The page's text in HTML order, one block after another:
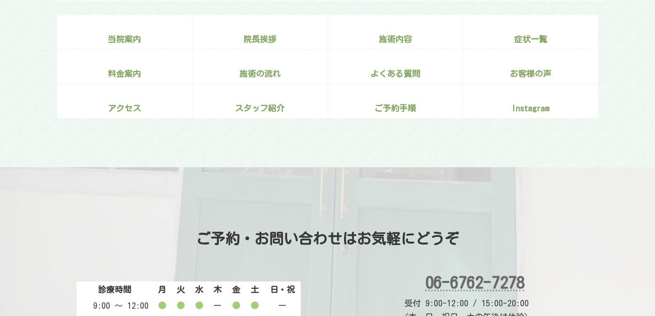
当院案内 院長挨拶 施術内容 症状一覧
料金案内 施術の流れ よくある質問 お客様の声
アクセス スタッフ紹介 ご予約手順 Instagram
ご予約・お問い合わせはお気軽にどうぞ
診療時間 月 火 水 木 金 土
日・祝
9:00 〜 12:00
● ● ● ー ● ● ー
06-6762-7278
受付 9:00-12:00 / 15:00-20:00